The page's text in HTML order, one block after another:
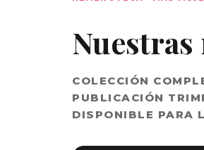
Nuestras
COLECCIÓN
PUBLICACIÓN
DISPONIBLE PARA